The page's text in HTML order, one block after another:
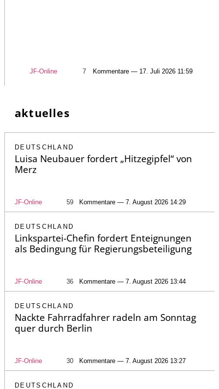
JF-Online 7 Kommentare — 17. Juli 2026 11:59
aktuelles
DEUTSCHLAND
Luisa Neubauer fordert „Hitzegipfel“ von
Merz
JF-Online 59 Kommentare — 7. August 2026 14:29
DEUTSCHLAND
Linkspartei-Chefin fordert Enteignungen
als Bedingung für Regierungsbeteiligung
JF-Online 36 Kommentare — 7. August 2026 13:44
DEUTSCHLAND
Nackte Fahrradfahrer radeln am Sonntag
quer durch Berlin
JF-Online 30 Kommentare — 7. August 2026 13:27
DEUTSCHLAND